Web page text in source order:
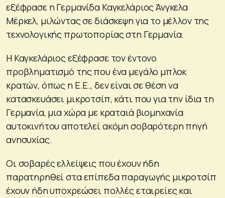
εξέφρασε η Γερμανίδα Καγκελάριος Άνγκελα
Μέρκελ, μιλώντας σε διάσκεψη για το μέλλον της
τεχνολογικής πρωτοπορίας στη Γερμανία.
Η Καγκελάριος εξέφρασε τον έντονο
προβληματισμό της που ένα μεγάλο μπλοκ
κρατών, όπως η Ε.Ε., δεν είναι σε θέση να
κατασκευάσει μικροτσίπ, κάτι που για την ίδια τη
Γερμανία, μια χώρα με κραταιά βιομηχανία
αυτοκινήτου αποτελεί ακόμη σοβαρότερη πηγή
ανησυχίας.
Οι σοβαρές ελλείψεις που έχουν ήδη
παρατηρηθεί στα επίπεδα παραγωγής μικροτσίπ
έχουν ήδη υποχρεώσει πολλές εταιρείες και